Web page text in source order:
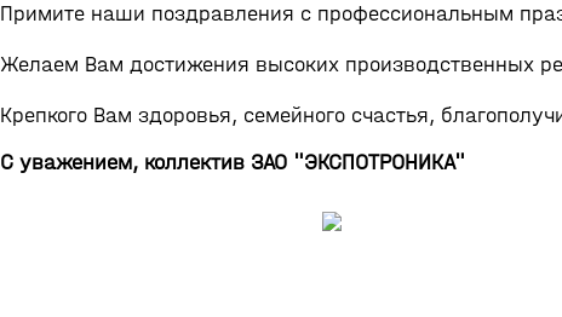
Примите наши поздравления с профессиональным
Желаем Вам достижения высоких производственных
Крепкого Вам здоровья, семейного счастья,
С уважением, коллектив ЗАО "ЭКСПОТРОНИКА"